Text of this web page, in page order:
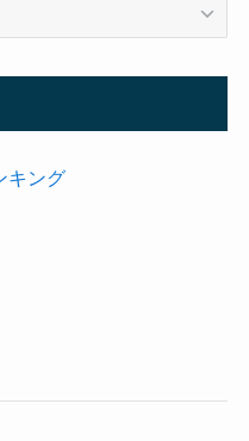
キング